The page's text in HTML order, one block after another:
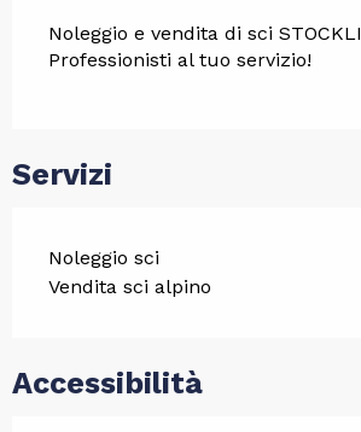
Noleggio e vendita di sci STOCKLI
Professionisti al tuo servizio!
Servizi
Noleggio sci
Vendita sci alpino
Accessibilità